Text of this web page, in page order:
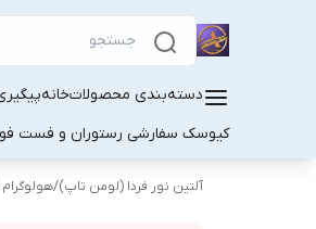
دسته‌بندی محصولاتخانه
کیوسک سفارشی رستوران و فست
آلتین نور فردا (لومن تاپ)/